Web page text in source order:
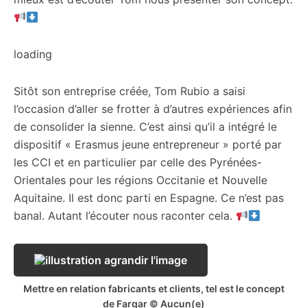
loading
Sitôt son entreprise créée, Tom Rubio a saisi
l’occasion d’aller se frotter à d’autres expériences afin
de consolider la sienne. C’est ainsi qu’il a intégré le
dispositif « Erasmus jeune entrepreneur » porté par
les CCI et en particulier par celle des Pyrénées-
Orientales pour les régions Occitanie et Nouvelle
Aquitaine. Il est donc parti en Espagne. Ce n’est pas
banal. Autant l’écouter nous raconter cela.
Mettre en relation fabricants et clients, tel est le concept
de Fargar © Aucun(e)